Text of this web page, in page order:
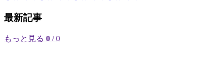
最新記事
もっと見る 0 / 0